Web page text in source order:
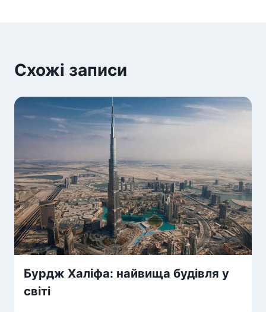
Схожі записи
Бурдж Халіфа: найвища будівля у
світі